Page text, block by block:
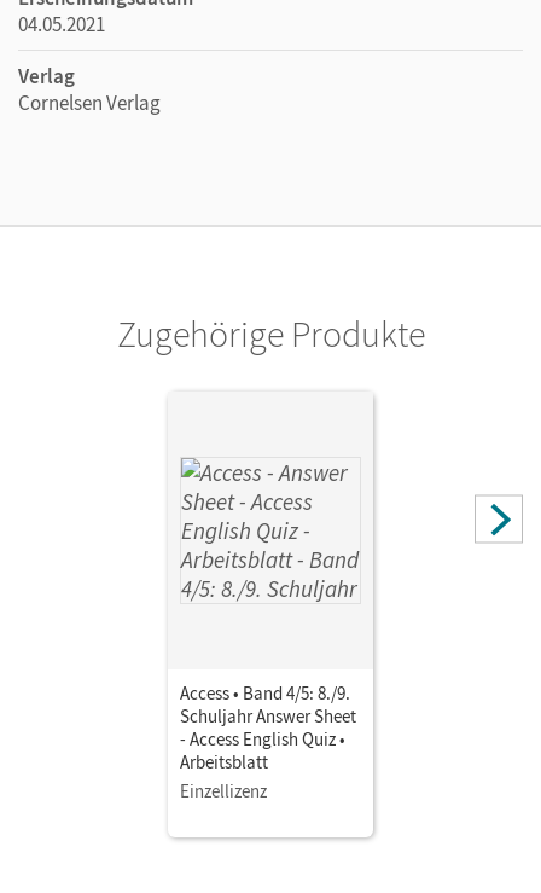
04.05.2021
Verlag
Cornelsen Verlag
Zugehörige Produkte
Access • Band 4/5: 8./9.
Schuljahr Answer Sheet
- Access English Quiz •
Arbeitsblatt
Einzellizenz